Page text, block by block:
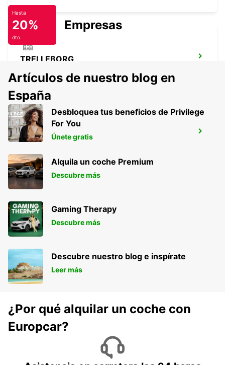
TRELLEBORG
PRENZLAU
PRENZLAU - GERMANY
Hasta
20%
dto.
Empresas
Artículos de nuestro blog en
España
Desbloquea tus beneficios de Privilege
For You
Únete gratis
Alquila un coche Premium
Descubre más
Gaming Therapy
Descubre más
Descubre nuestro blog e inspírate
Leer más
¿Por qué alquilar un coche con
Europcar?